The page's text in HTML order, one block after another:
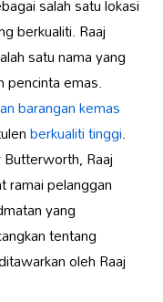
berkualiti. Raaj
satu nama yang
pencinta emas.
barangan kemas
berkualiti tinggi.
Raaj
ramai pelanggan
yang
tentang
oleh Raaj